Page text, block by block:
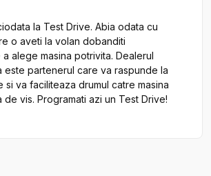
la Test Drive. Abia odata cu
o aveti la volan dobanditi
alege masina potrivita. Dealerul
este partenerul care va raspunde la
si va faciliteaza drumul catre masina